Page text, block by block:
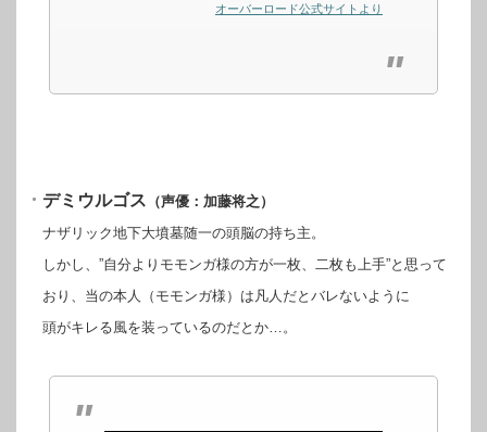
オーバーロード公式サイトより
デミウルゴス （声優：加藤将之）
ナザリック地下大墳墓随一の頭脳の持ち主。
しかし、”自分よりモモンガ様の方が一枚、二枚も上手”と思って
おり、当の本人（モモンガ様）は凡人だとバレないように
頭がキレる風を装っているのだとか…。